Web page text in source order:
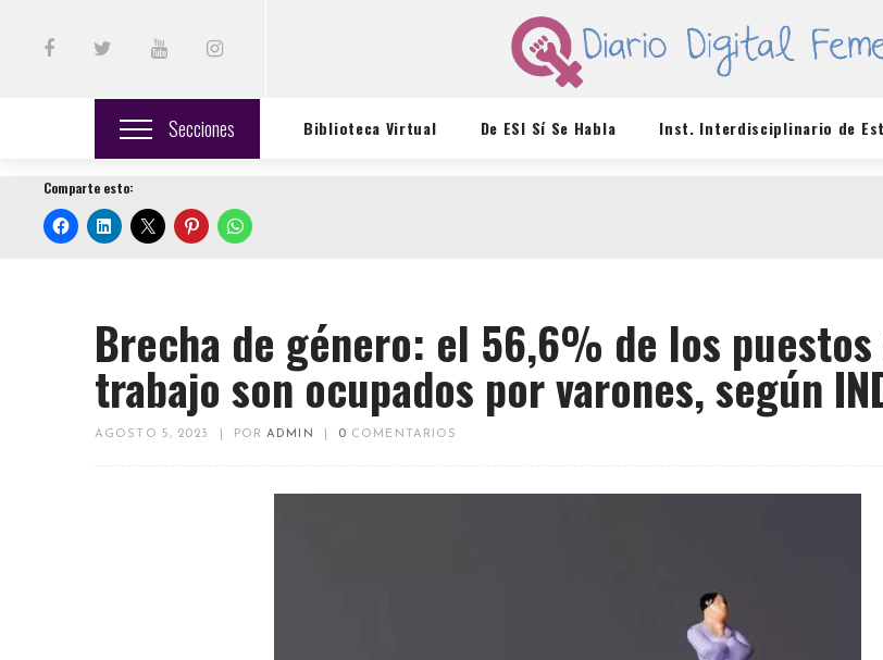
Secciones Biblioteca Virtual De ESI Sí Se Habla Inst. Interdisciplinario de
Comparte esto:
Brecha de género: el 56,6% de los puestos
trabajo son ocupados por varones, según
AGOSTO 5, 2023 PORADMIN 0 COMENTARIOS